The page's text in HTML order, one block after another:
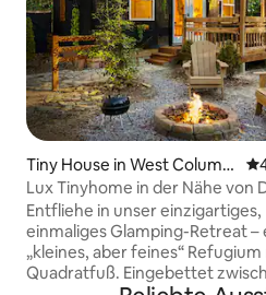
Tiny House in West Columbi
aLux Tinyhome in der Nähe von
Stadion /Ft. Jackson
Entfliehe in unser einzigartiges,
einmaliges Glamping-Retreat –
„kleines, aber feines“
Quadratfuß. Eingebettet